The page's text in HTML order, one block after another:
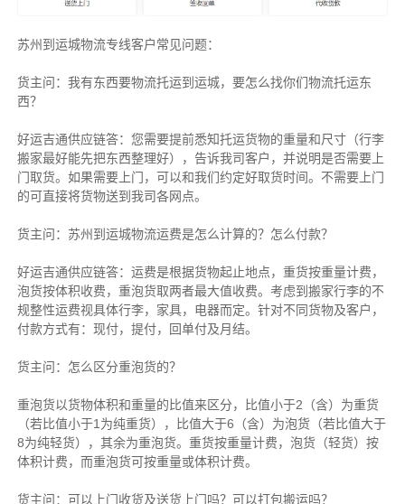
苏州到运城物流专线客户常见问题：
货主问：我有东西要物流托运到运城，要怎么找你们物流托运东
西？
好运吉通供应链答：您需要提前悉知托运货物的重量和尺寸（行李
搬家最好能先把东西整理好），告诉我司客户，并说明是否需要上
门取货。如果需要上门，可以和我们约定好取货时间。不需要上门
的可直接将货物送到我司各网点。
货主问：苏州到运城物流运费是怎么计算的？怎么付款？
好运吉通供应链答：运费是根据货物起止地点，重货按重量计费，
泡货按体积收费，重泡货取两者最大值收费。考虑到搬家行李的不
规整性运费视具体行李，家具，电器而定。针对不同货物及客户，
付款方式有：现付，提付，回单付及月结。
货主问：怎么区分重泡货的？
重泡货以货物体积和重量的比值来区分，比值小于2（含）为重货
（若比值小于1为纯重货），比值大于6（含）为泡货（若比值大于
8为纯轻货），其余为重泡货。重货按重量计费，泡货（轻货）按
体积计费，而重泡货可按重量或体积计费。
货主问：可以上门收货及送货上门吗？可以打包搬运吗？